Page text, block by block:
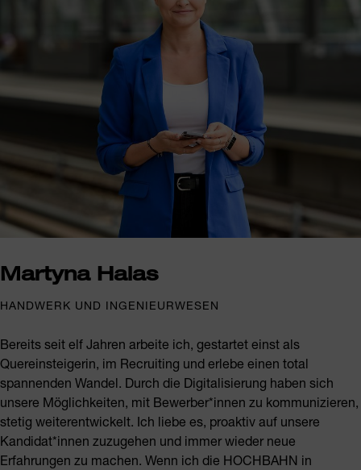
Martyna Halas
HANDWERK UND INGENIEURWESEN
Bereits seit elf Jahren arbeite ich, gestartet einst als
Quereinsteigerin, im Recruiting und erlebe einen total
spannenden Wandel. Durch die Digitalisierung haben sich
unsere Möglichkeiten, mit Bewerber*innen zu kommunizieren,
stetig weiterentwickelt. Ich liebe es, proaktiv auf unsere
Kandidat*innen zuzugehen und immer wieder neue
Erfahrungen zu machen. Wenn ich die HOCHBAHN in